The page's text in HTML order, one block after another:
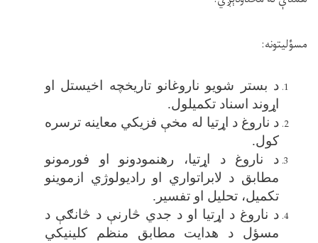
مسؤلیتونه:
د بستر شویو ناروغانو تاریخچه اخیستل او
اړوند اسناد تکمیلول.
د ناروغ د اړتیا له مخې فزیکي معاینه ترسره
کول.
د ناروغ د اړتیا، رهنمودونو او فورمونو
مطابق د لابراتواري او رادیولوژي ازموینو
تکمیل، تحلیل او تفسیر .
د ناروغ د اړتیا او د جدي څارنې د څانګې د
مسؤل د هدایت مطابق منظم کلینیکي